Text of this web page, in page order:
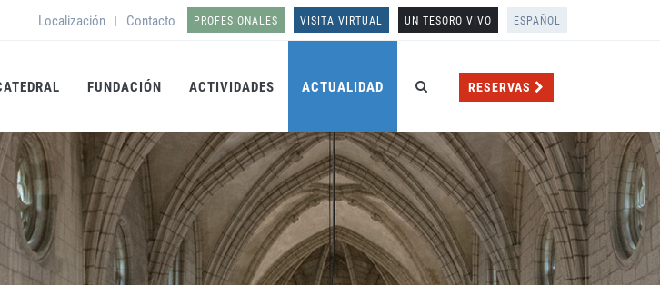
Localización | Contacto PROFESIONALES VISITA VIRTUAL UN TESORO VIVO ESPAÑOL
FUNDACIÓN ACTIVIDADES ACTUALIDAD RESERVAS